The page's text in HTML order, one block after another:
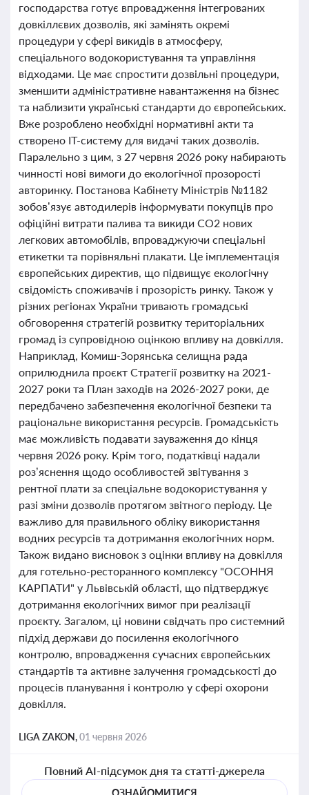
господарства готує впровадження інтегрованих
довкіллєвих дозволів, які замінять окремі
процедури у сфері викидів в атмосферу,
спеціального водокористування та управління
відходами. Це має спростити дозвільні процедури,
зменшити адміністративне навантаження на бізнес
та наблизити українські стандарти до європейських.
Вже розроблено необхідні нормативні акти та
створено ІТ-систему для видачі таких дозволів.
Паралельно з цим, з 27 червня 2026 року набирають
чинності нові вимоги до екологічної прозорості
авторинку. Постанова Кабінету Міністрів №1182
зобов’язує автодилерів інформувати покупців про
офіційні витрати палива та викиди CO2 нових
легкових автомобілів, впроваджуючи спеціальні
етикетки та порівняльні плакати. Це імплементація
європейських директив, що підвищує екологічну
свідомість споживачів і прозорість ринку. Також у
різних регіонах України тривають громадські
обговорення стратегій розвитку територіальних
громад із супровідною оцінкою впливу на довкілля.
Наприклад, Комиш-Зорянська селищна рада
оприлюднила проєкт Стратегії розвитку на 2021-
2027 роки та План заходів на 2026-2027 роки, де
передбачено забезпечення екологічної безпеки та
раціональне використання ресурсів. Громадськість
має можливість подавати зауваження до кінця
червня 2026 року. Крім того, податківці надали
роз’яснення щодо особливостей звітування з
рентної плати за спеціальне водокористування у
разі зміни дозволів протягом звітного періоду. Це
важливо для правильного обліку використання
водних ресурсів та дотримання екологічних норм.
Також видано висновок з оцінки впливу на довкілля
для готельно-ресторанного комплексу "ОСОННЯ
КАРПАТИ" у Львівській області, що підтверджує
дотримання екологічних вимог при реалізації
проєкту. Загалом, ці новини свідчать про системний
підхід держави до посилення екологічного
контролю, впровадження сучасних європейських
стандартів та активне залучення громадськості до
процесів планування і контролю у сфері охорони
довкілля.
LIGA ZAKON,01 червня 2026
Повний AI-підсумок дня та статті-джерела
ОЗНАЙОМИТИСЯ